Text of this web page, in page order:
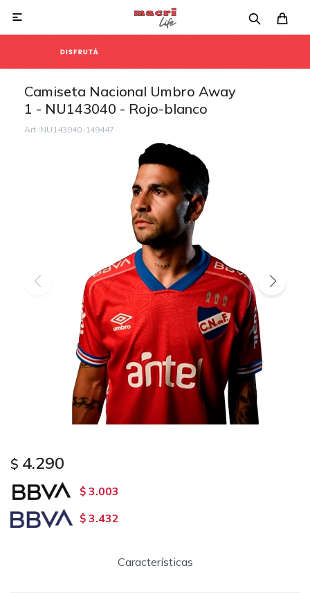

Camiseta Nacional Umbro Away
1 - NU143040 - Rojo-blanco
NU143040-149447
$ 4.290
$ 3.003
$ 3.432
Características